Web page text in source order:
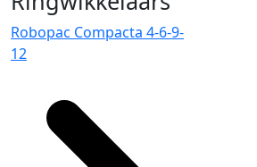
Robopac Compacta 4-6-9-
12